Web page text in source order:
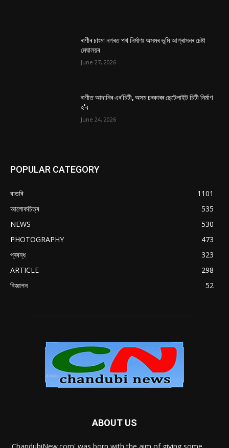
ৰাণীৰ চাংমা নগৰত পথ নিৰ্মাণঃ অসমৰ ভূমি আগ্ৰাসনৰ চেষ্টা
মেঘালয়ৰ
June 27, 2026
ৰাণীত আদানিৰ এৰ’চিটী, অসম চৰকাৰৰ ছেটেলাইট চিটী নিৰ্মাণ
হ’ব
June 24, 2026
POPULAR CATEGORY
বাতৰি
1101
আলোকচিত্ৰ
535
NEWS
530
PHOTOGRAPHY
473
প্ৰবন্ধ
323
ARTICLE
298
বিজ্ঞাপন
52
ABOUT US